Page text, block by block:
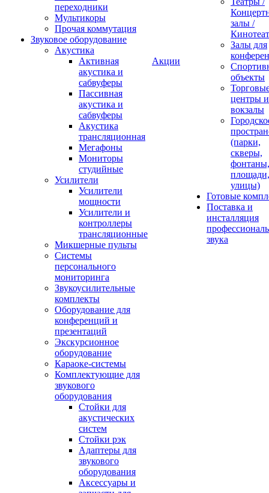
переходники
Мультикоры
Прочая коммутация
Звуковое оборудование
Акустика
Активная
акустика и
сабвуферы
Пассивная
акустика и
сабвуферы
Акустика
трансляционная
Мегафоны
Мониторы
студийные
Усилители
Усилители
мощности
Усилители и
контроллеры
трансляционные
Микшерные пульты
Системы
персонального
мониторинга
Звукоусилительные
комплекты
Оборудование для
конференций и
презентаций
Экскурсионное
оборудование
Караоке-системы
Комплектующие для
звукового
оборудования
Стойки для
акустических
систем
Стойки рэк
Адаптеры для
звукового
оборудования
Аксессуары и
Акции
залы /
Залы для
объекты
центры и
вокзалы
(парки,
скверы,
фонтаны,
площади,
улицы)
Готовые
Поставка и
инсталляция
звука